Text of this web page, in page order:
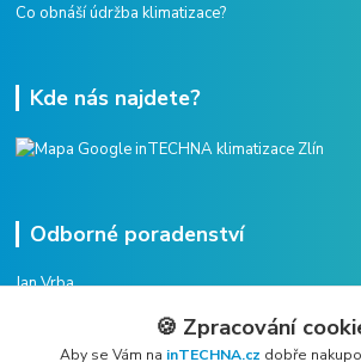
Co obnáší údržba klimatizace?
Kde nás najdete?
Odborné poradenství
Jan Vrba
🍪 Zpracování
Aby se Vám na inTECHNA.cz dobře